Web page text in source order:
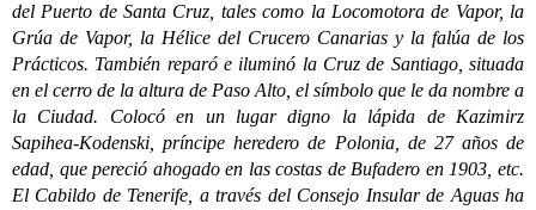
del Puerto de Santa Cruz, tales como la Locomotora de Vapor, la
Grúa de Vapor, la Hélice del Crucero Canarias y la falúa de los
Prácticos. También reparó e iluminó la Cruz de Santiago, situada
en el cerro de la altura de Paso Alto, el símbolo que le da nombre a
la Ciudad. Colocó en un lugar digno la lápida de Kazimirz
Sapihea-Kodenski, príncipe heredero de Polonia, de 27 años de
edad, que pereció ahogado en las costas de Bufadero en 1903, etc.
El Cabildo de Tenerife, a través del Consejo Insular de Aguas ha